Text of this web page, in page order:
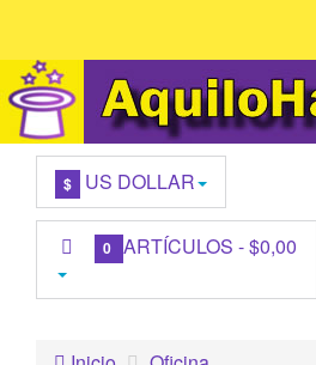
$ US DOLLAR
0 ARTÍCULOS -$0,00